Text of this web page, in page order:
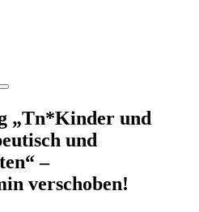
„Tn*Kinder und
und
–
verschoben!